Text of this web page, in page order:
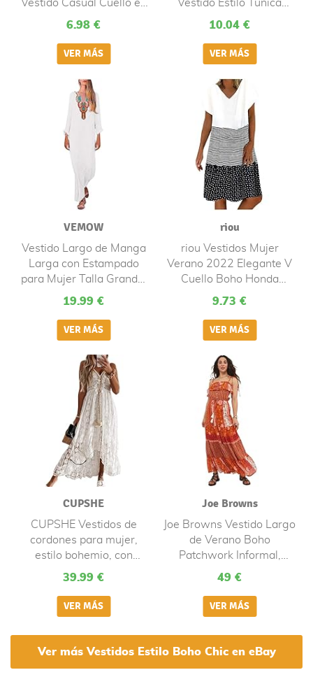
Vestido Casual Cuello en
V Boho Vestido Informal
Fiesta Cóctel Adolescente
Niña Vestido De Flores
Regalo Originales
6.98 €
Vestido Estilo Túnica
Retro Casual Boho
Manga Corta Falda Larga
Fiesta Cóctel Adolescente
Ni?a Vestido De Flores
Días Festivos
10.04 €
VEMOW
Vestido Largo de Manga
Larga con Estampado
para Mujer Talla Grande,
Bohemio Vestido de
Largos Verano Boho
Falda Larga Maxi
Playeros Noche
Vacaciones
19.99 €
riou
riou Vestidos Mujer
Verano 2022 Elegante V
Cuello Boho Honda
Vestido Playa Mind
mini Sexy Moda Mujeres
Vestido Playeros
Vacaciones S-XXXL
9.73 €
CUPSHE
CUPSHE Vestidos de
cordones para mujer,
estilo bohemio, con
borlas, cuello en V,
Blanco, X-Large
39.99 €
Joe Browns
Joe Browns Vestido Largo
de Verano Boho
Patchwork Informal,
Naranja, 40 para Mujer
49 €
Ver más Vestidos Estilo Boho Chic en eBay